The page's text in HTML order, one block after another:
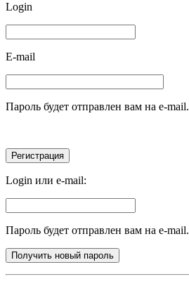
Login
E-mail
Пароль будет отправлен вам на e-mail.
Login или e-mail:
Пароль будет отправлен вам на e-mail.